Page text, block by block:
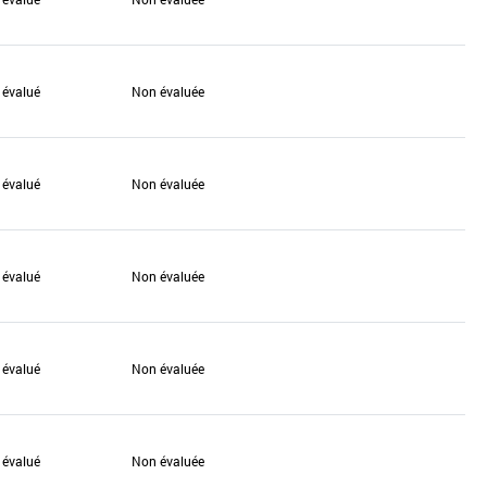
Non évaluée
Non évaluée
Non évaluée
Non évaluée
Non évaluée